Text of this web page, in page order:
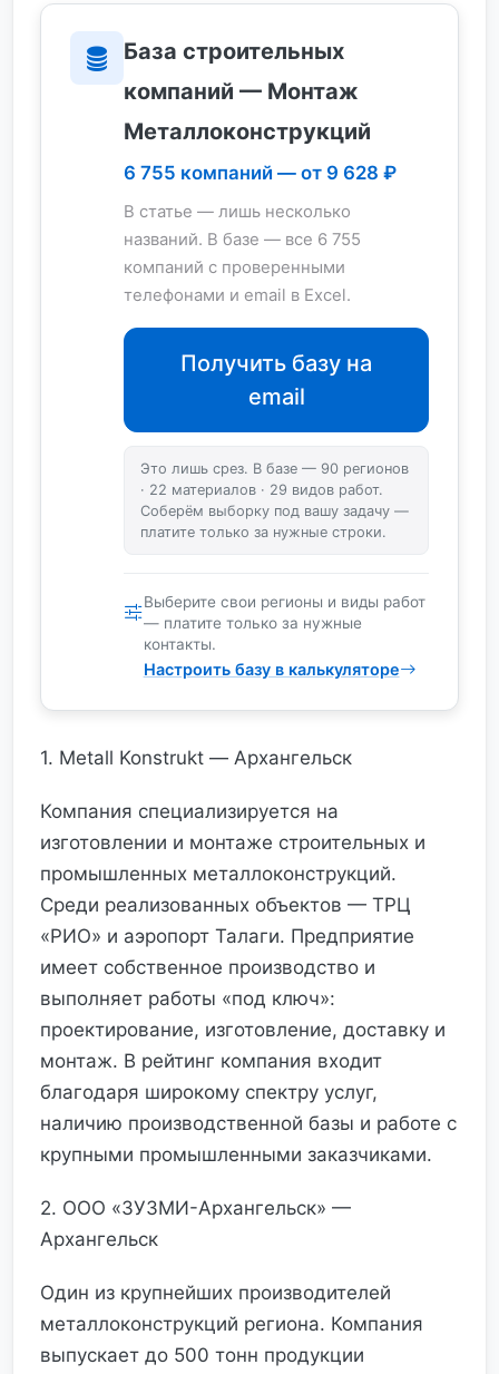
База строительных
компаний — Монтаж
Металлоконструкций
6 755 компаний — от 9 628 ₽
В статье — лишь несколько
названий. В базе — все 6 755
компаний с проверенными
телефонами и email в Excel.
Получить базу на
email
Это лишь срез. В базе — 90 регионов
· 22 материалов · 29 видов работ.
Соберём выборку под вашу задачу —
платите только за нужные строки.
Выберите свои регионы и виды работ
— платите только за нужные
контакты.
Настроить базу в калькуляторе
1. Metall Konstrukt — Архангельск
Компания специализируется на
изготовлении и монтаже строительных и
промышленных металлоконструкций.
Среди реализованных объектов — ТРЦ
«РИО» и аэропорт Талаги. Предприятие
имеет собственное производство и
выполняет работы «под ключ»:
проектирование, изготовление, доставку и
монтаж. В рейтинг компания входит
благодаря широкому спектру услуг,
наличию производственной базы и работе с
крупными промышленными заказчиками.
2. ООО «ЗУЗМИ-Архангельск» —
Архангельск
Один из крупнейших производителей
металлоконструкций региона. Компания
выпускает до 500 тонн продукции